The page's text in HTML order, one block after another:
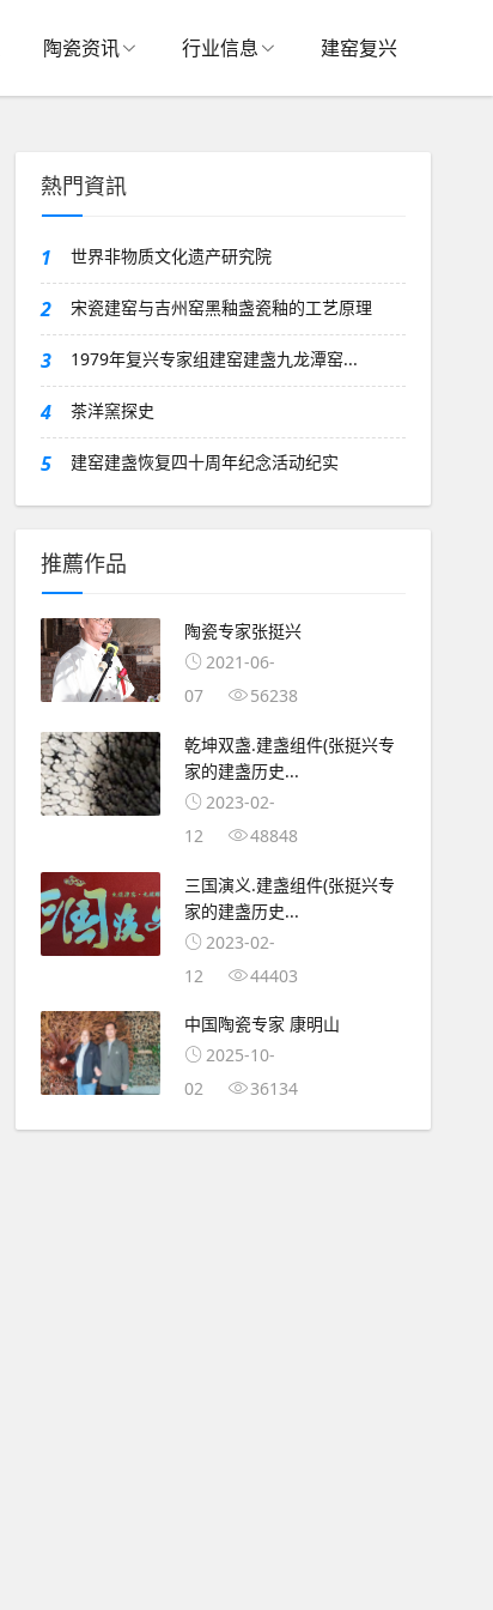
陶瓷资讯 行业信息 建窑复兴
熱門資訊
1 世界非物质文化遗产研究院
2 宋瓷建窑与吉州窑黑釉盏瓷釉的工艺原理
3 1979年复兴专家组建窑建盏九龙潭窑...
4 茶洋窯探史
5 建窑建盏恢复四十周年纪念活动纪实
推薦作品
陶瓷专家张挺兴
2021-06-
07
56238
乾坤双盏.建盏组件(张挺兴专
家的建盏历史...
2023-02-
12
48848
三国演义.建盏组件(张挺兴专
家的建盏历史...
2023-02-
12
44403
中国陶瓷专家 康明山
2025-10-
02
36134